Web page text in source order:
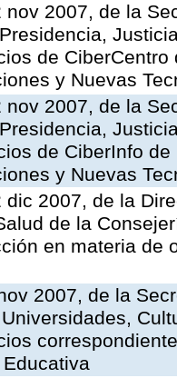
nov 2007, de la
de
y Nuevas
nov 2007, de la
de CiberInfo
y Nuevas
dic 2007, de la
de la
en materia de
2007, de la